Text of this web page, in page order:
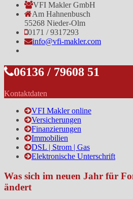
VFI Makler GmbH
Am Hahnenbusch
55268 Nieder-Olm
0171 / 9317293
info@vfi-makler.com
06136 / 79608 51
Kontaktdaten
VFI Makler online
Versicherungen
Finanzierungen
Immobilien
DSL | Strom | Gas
Elektronische Unterschrift
Was sich im neuen Jahr für
ändert